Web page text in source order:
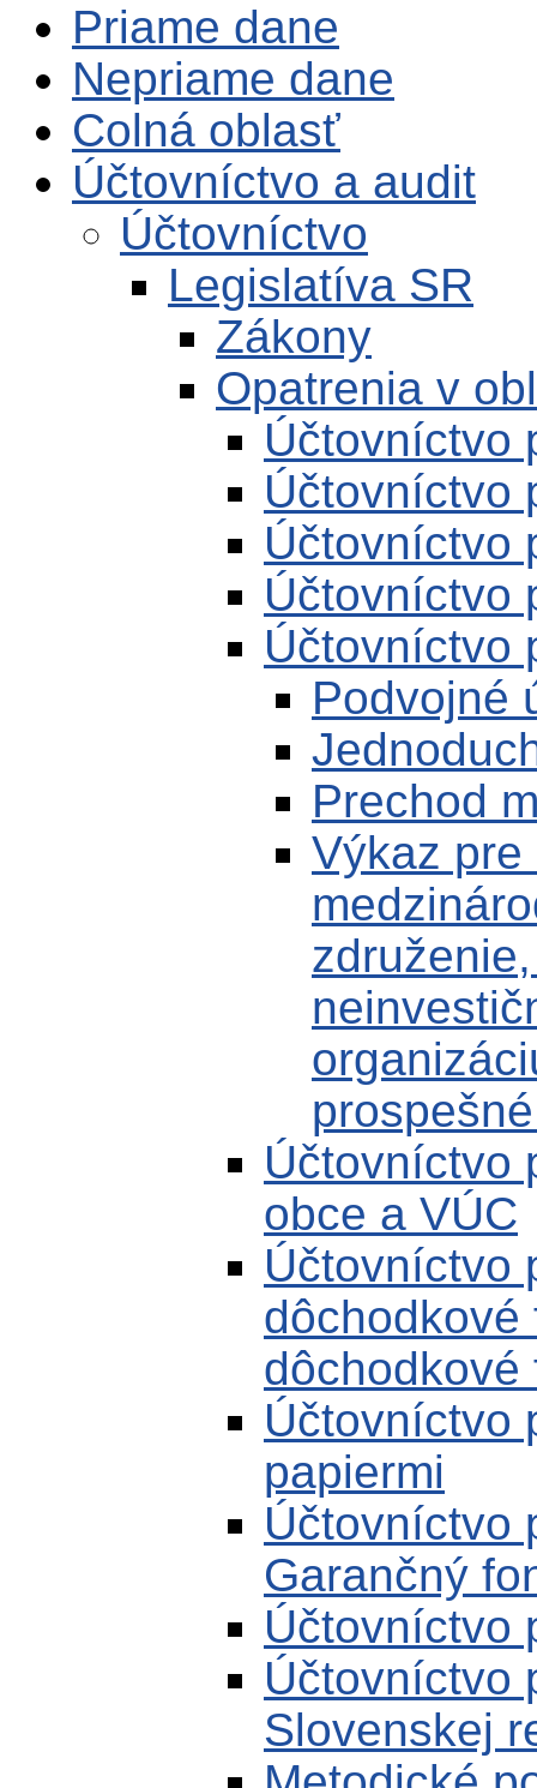
Priame dane
Nepriame dane
Colná oblasť
Účtovníctvo a audit
Účtovníctvo
Legislatíva SR
Zákony
Opatrenia v
Účtovníctvo
Účtovníctvo
Účtovníctvo
Účtovníctvo
Účtovníctvo
Podvojné
Prechod
Výkaz
Účtovníctvo
obce a VÚC
Účtovníctvo
dôchodkové
dôchodkové
Účtovníctvo
papiermi
Účtovníctvo
Garančný
Účtovníctvo
Účtovníctvo
Slovenskej